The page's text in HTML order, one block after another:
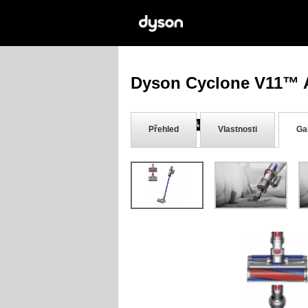
Dyson Cyclone V11™
30-denní záruka vrácení peněz
Přehled Vlastnosti